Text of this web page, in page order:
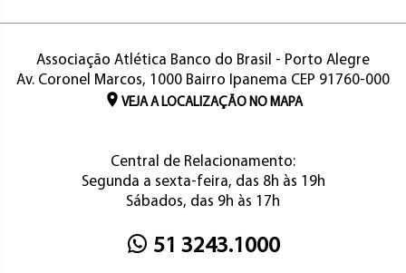
Associação Atlética Banco do Brasil - Porto Alegre
Av. Coronel Marcos, 1000 Bairro Ipanema CEP 91760-000
VEJA A LOCALIZAÇÃO NO MAPA
Central de Relacionamento:
Segunda a sexta-feira, das 8h às 19h
Sábados, das 9h às 17h
51 3243.1000